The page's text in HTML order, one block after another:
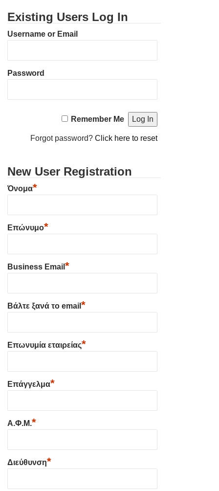
Existing Users Log In
Username or Email
Password
Remember Me
Forgot password?Click here to reset
New User Registration
Όνομα*
Επώνυμο*
Business Email *
Βάλτε ξανά το email *
Επωνυμία εταιρείας*
Επάγγελμα*
Α.Φ.Μ.*
Διεύθυνση*